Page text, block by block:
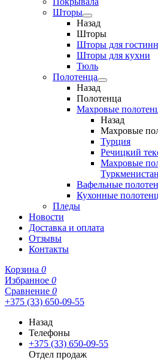
Шторы
Назад
Шторы
Шторы для
Шторы для кухни
Тюль
Полотенца
Назад
Полотенца
Махровые
Назад
Махровые
Турция
Речицкий
Махровые
Туркменистан
Вафельные
Кухонные
Пледы
Новости
Доставка и оплата
Отзывы
Контакты
Корзина 0
Избранное 0
Сравнение 0
+375 (33) 650-09-55
Назад
Телефоны
+375 (33) 650-09-55
Отдел продаж